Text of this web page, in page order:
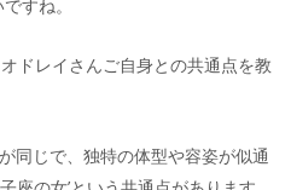
すね。
ドレイさんご自身との共通点を教
同じで、独特の体型や容姿が似通